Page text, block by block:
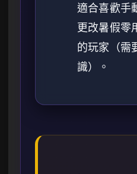
適合喜歡手
更改暑假零
的玩家（需
識）。